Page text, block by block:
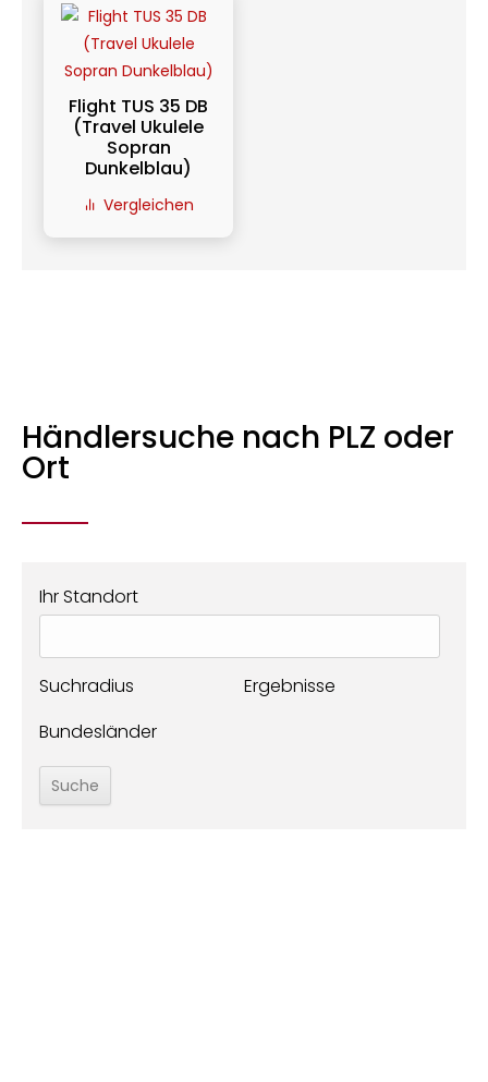
Flight TUS 35 DB
(Travel Ukulele
Sopran
Dunkelblau)
Vergleichen
Händlersuche nach PLZ oder
Ort
Ihr Standort
Suchradius
Ergebnisse
Bundesländer